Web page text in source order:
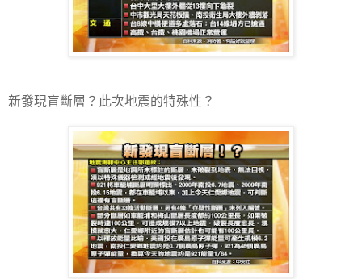
新發現盲斷層？此次地震的特殊性？